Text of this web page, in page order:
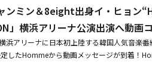
に発売したシングル「Let's not go crazy」以
。特に、8eightの全盛期を共に過ごしたバン
新曲制作に参加し、あの時、その頃の8eight
ントになる見込みだ。8eightのニューシン
ンミン＆8eight出身イ・ヒョン
」横浜アリーナ公演出演へ動画
浜アリーナに日本初上陸する韓国人気音楽番
したHommeから動画メッセージが到着！